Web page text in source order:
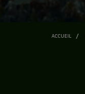
ACCUEIL